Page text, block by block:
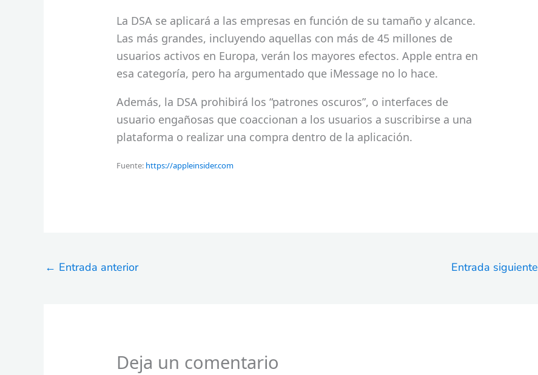
La DSA se aplicará a las empresas en función de su tamaño y alcance.
Las más grandes, incluyendo aquellas con más de 45 millones de
usuarios activos en Europa, verán los mayores efectos. Apple entra en
esa categoría, pero ha argumentado que iMessage no lo hace.
Además, la DSA prohibirá los “patrones oscuros”, o interfaces de
usuario engañosas que coaccionan a los usuarios a suscribirse a una
plataforma o realizar una compra dentro de la aplicación.
Fuente: https://appleinsider.com
← Entrada anterior Entrada siguiente
Deja un comentario